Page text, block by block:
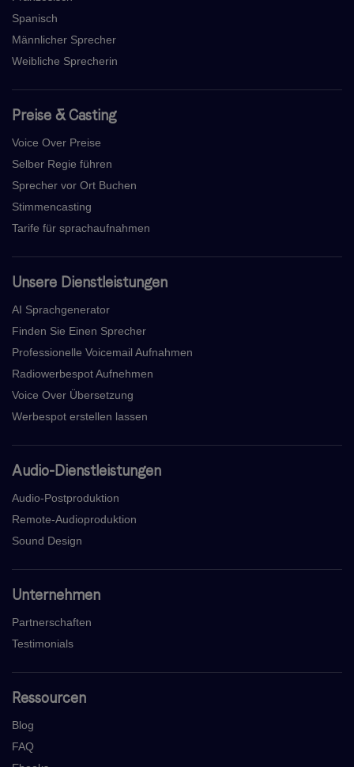
Spanisch
Männlicher Sprecher
Weibliche Sprecherin
Preise & Casting
Voice Over Preise
Selber Regie führen
Sprecher vor Ort Buchen
Stimmencasting
Tarife für sprachaufnahmen
Unsere Dienstleistungen
AI Sprachgenerator
Finden Sie Einen Sprecher
Professionelle Voicemail Aufnahmen
Radiowerbespot Aufnehmen
Voice Over Übersetzung
Werbespot erstellen lassen
Audio-Dienstleistungen
Audio-Postproduktion
Remote-Audioproduktion
Sound Design
Unternehmen
Partnerschaften
Testimonials
Ressourcen
Blog
FAQ